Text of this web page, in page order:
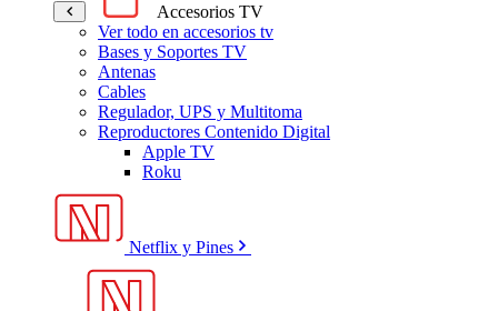
Accesorios TV
Ver todo en accesorios tv
Bases y Soportes TV
Antenas
Cables
Regulador, UPS y Multitoma
Reproductores Contenido Digital
Apple TV
Roku
Netflix y Pines